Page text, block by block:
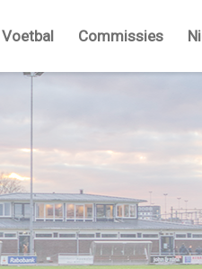
Voetbal Commissies